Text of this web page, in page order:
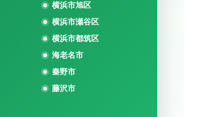
横浜市旭区
横浜市瀬谷区
横浜市都筑区
海老名市
秦野市
藤沢市